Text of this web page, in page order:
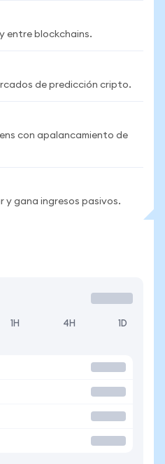
entre blockchains.
de predicción cripto.
con apalancamiento de
y gana ingresos pasivos.
1H 4H 1D